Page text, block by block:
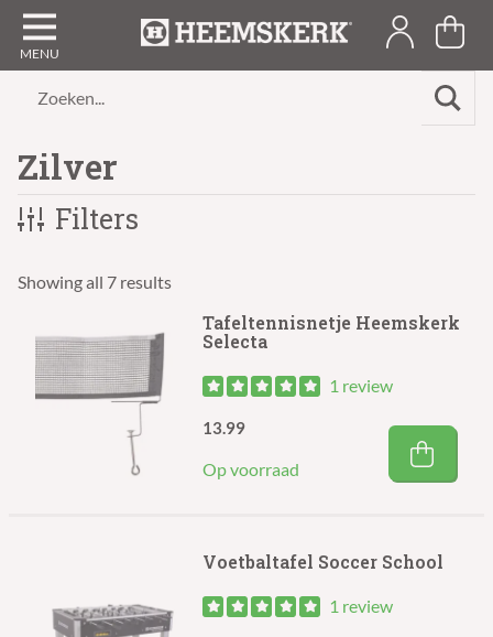
Zoeken...
Zilver
Filters
Showing all 7 results
Tafeltennisnetje Heemskerk
Selecta
1 review
Op voorraad
13.99
Voetbaltafel Soccer School
1 review